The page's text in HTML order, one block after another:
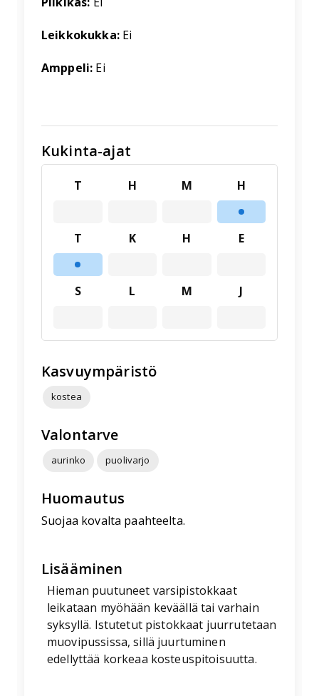
Leikkokukka: Ei
Amppeli: Ei
Kukinta-ajat
T H M H
T K H E
S L M J
Kasvuympäristö
kostea
Valontarve
aurinko puolivarjo
Huomautus
Suojaa kovalta paahteelta.
Lisääminen
Hieman puutuneet varsipistokkaat
leikataan myöhään keväällä tai varhain
syksyllä. Istutetut pistokkaat juurrutetaan
muovipussissa, sillä juurtuminen
edellyttää korkeaa kosteuspitoisuutta.